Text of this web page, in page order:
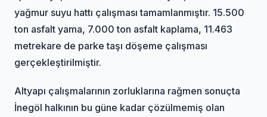
yağmur suyu hattı çalışması tamamlanmıştır. 15.500
ton asfalt yama, 7.000 ton asfalt kaplama, 11.463
metrekare de parke taşı döşeme çalışması
gerçekleştirilmiştir.
Altyapı çalışmalarının zorluklarına rağmen sonuçta
İnegöl halkının bu güne kadar çözülmemiş olan